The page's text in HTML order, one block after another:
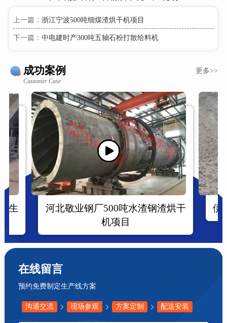
上一篇： 浙江宁波500吨细煤渣烘干机项目
下一篇： 中电建时产300吨五轴石粉打散给料机
成功案例 更多>>
Customer Case
生
河北敬业钢厂500吨水渣钢渣烘干
机项目
伊
在线留言
预约免费制定生产线方案
沟通交流 现场参观 方案定制 配送安装